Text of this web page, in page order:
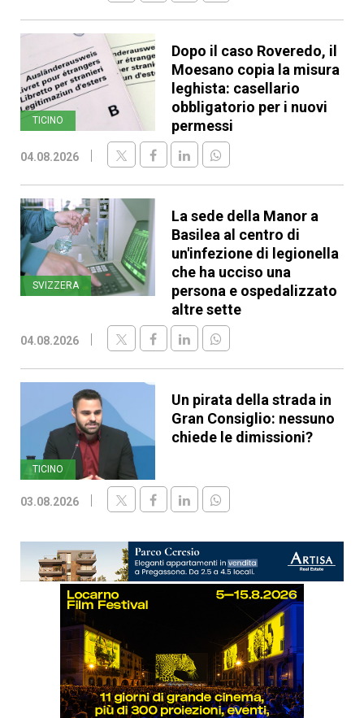
TICINO
Dopo il caso Roveredo, il
Moesano copia la misura
leghista: casellario
obbligatorio per i nuovi
permessi
04.08.2026
SVIZZERA
La sede della Manor a
Basilea al centro di
un'infezione di legionella
che ha ucciso una
persona e ospedalizzato
altre sette
04.08.2026
TICINO
Un pirata della strada in
Gran Consiglio: nessuno
chiede le dimissioni?
03.08.2026